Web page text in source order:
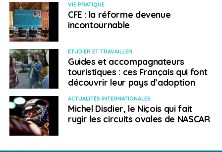
VIE PRATIQUE
CFE : la réforme devenue
incontournable
ETUDIER ET TRAVAILLER
Guides et accompagnateurs
touristiques : ces Français qui font
découvrir leur pays d’adoption
ACTUALITÉS INTERNATIONALES
Michel Disdier, le Niçois qui fait
rugir les circuits ovales de NASCAR